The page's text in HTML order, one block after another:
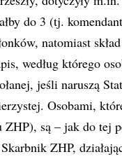
do 3 (tj.
natomiast
według którego
jeśli naruszą
Osobami,
są – jak do tej
ZHP,